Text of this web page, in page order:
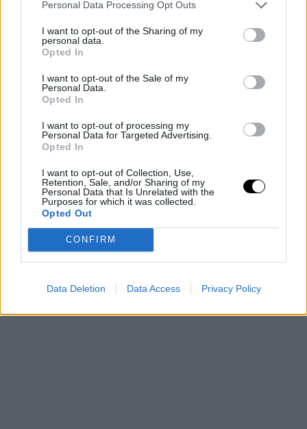
Personal Data Processing Opt Outs
I want to opt-out of the Sharing of my
personal data.
Opted In
I want to opt-out of the Sale of my
Personal Data.
Opted In
I want to opt-out of processing my
Personal Data for Targeted Advertising.
Opted In
I want to opt-out of Collection, Use,
Retention, Sale, and/or Sharing of my
Personal Data that Is Unrelated with the
Purposes for which it was collected.
Opted Out
CONFIRM
Data Deletion Data Access Privacy Policy
Futuro abierto
Eso no significa que el futuro de Biberovic esté
completamente definido. El jugador sigue despertando
interés en la NBA y su nombre continúa apareciendo en
el radar de varias franquicias estadounidenses. Por ello,
una vez finalice la temporada, deberá tomar una
decisión importante sobre el siguiente paso de su
carrera: continuar liderando su crecimiento en el
Fenerbahçe Beko o dar definitivamente el salto a la
NBA. Lo que parece claro es que, al menos por ahora, el
proyecto deportivo y la ambición competitiva han
desde el baloncesto universitario estadounidense.